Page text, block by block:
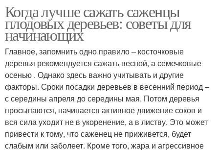
Когда лучше сажать саженцы
плодовых деревьев: советы для
начинающих
Главное, запомнить одно правило – косточковые
деревья рекомендуется сажать весной, а семечковые
осенью . Однако здесь важно учитывать и другие
факторы. Сроки посадки деревьев в весенний период –
с середины апреля до середины мая. Потом деревья
просыпаются, начинается активное движение соков и
вся сила уходит не в укоренение, а в листву. Это может
привести к тому, что саженец не приживется, будет
слабым или заболеет. Кроме того, жара и агрессивное